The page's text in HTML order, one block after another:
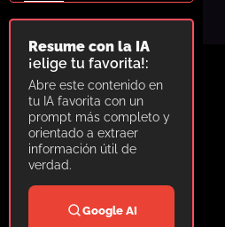
Resume con la IA
¡elige tu favorita!:
Abre este contenido en
tu IA favorita con un
prompt más completo y
orientado a extraer
información útil de
verdad.
Google AI